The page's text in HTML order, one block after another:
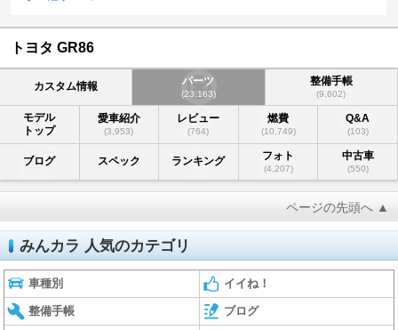
トヨタ GR86
カスタム情報 パーツ
(23,163)
整備手帳
(9,602)
モデル
トップ
愛車紹介
(3,953)
レビュー
(764)
燃費
(10,749)
Q&A
(103)
ブログ スペック ランキング フォト
(4,207)
中古車
(550)
ページの先頭へ ▲
みんカラ 人気のカテゴリ
車種別 イイね！
整備手帳 ブログ